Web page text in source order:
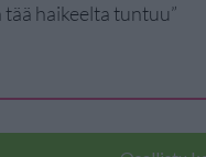
tää haikeelta tuntuu”